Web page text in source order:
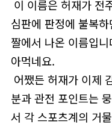
이 이름은 허재가 전
심판에 판정에 불복
짤에서 나온 이름입
아먹네요.
어쨌든 허재가 이제
분과 관전 포인트는
서 각 스포츠계의 거